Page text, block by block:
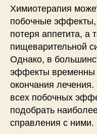
Химиотерапия
побочные эффекты,
потеря аппетита, а
пищеварительной
Однако, в
эффекты временны
окончания
всех побочных
подобрать
справления с ними.